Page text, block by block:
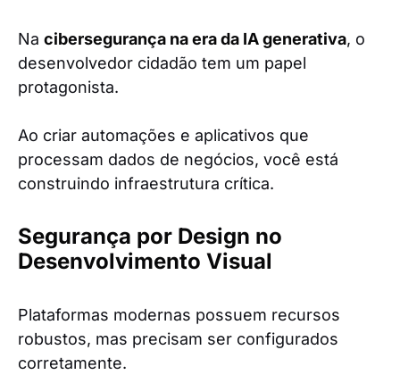
Na cibersegurança na era da IA generativa, o
desenvolvedor cidadão tem um papel
protagonista.
Ao criar automações e aplicativos que
processam dados de negócios, você está
construindo infraestrutura crítica.
Segurança por Design no
Desenvolvimento Visual
Plataformas modernas possuem recursos
robustos, mas precisam ser configurados
corretamente.